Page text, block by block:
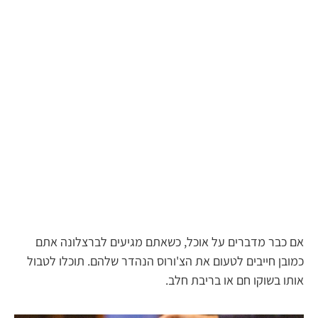
אם כבר מדברים על אוכל, כשאתם מגיעים לברצלונה אתם
כמובן חייבים לטעום את הצ'ורוס הנהדר שלהם. תוכלו לטבול
אותו בשוקו חם או בריבת חלב.